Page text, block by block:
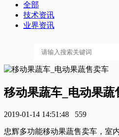
全部
技术资讯
业界资讯
移动果蔬车_电动果蔬
2019-01-14 14:51:48 559
忠辉多功能移动果蔬售卖车，室